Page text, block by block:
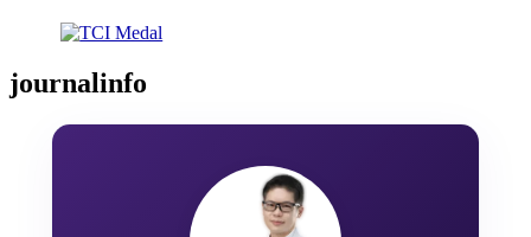
journalinfo